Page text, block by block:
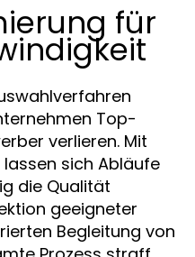
für
Top-
verlieren. Mit
sich Abläufe
die Qualität
geeigneter
Begleitung von